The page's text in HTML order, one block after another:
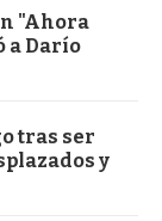
"Ahora
a Darío
tras ser
y